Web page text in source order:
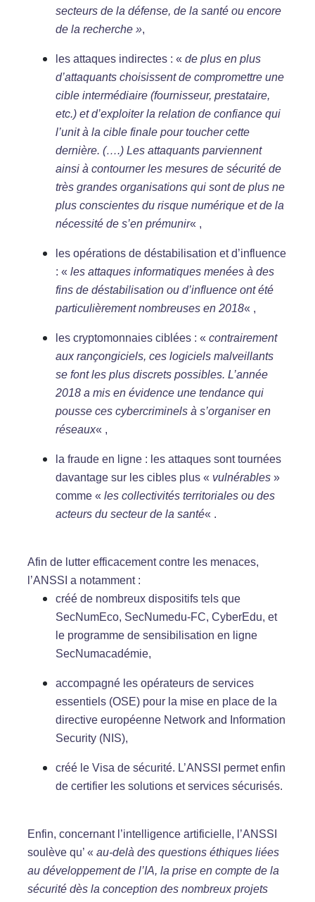
secteurs de la défense, de la santé ou encore
de la recherche »,
les attaques indirectes : « de plus en plus
d’attaquants choisissent de compromettre une
cible intermédiaire (fournisseur, prestataire,
etc.) et d’exploiter la relation de confiance qui
l’unit à la cible finale pour toucher cette
dernière. (….) Les attaquants parviennent
ainsi à contourner les mesures de sécurité de
très grandes organisations qui sont de plus ne
plus conscientes du risque numérique et de la
nécessité de s’en prémunir« ,
les opérations de déstabilisation et d’influence
: « les attaques informatiques menées à des
fins de déstabilisation ou d’influence ont été
particulièrement nombreuses en 2018« ,
les cryptomonnaies ciblées : « contrairement
aux rançongiciels, ces logiciels malveillants
se font les plus discrets possibles. L’année
2018 a mis en évidence une tendance qui
pousse ces cybercriminels à s’organiser en
réseaux« ,
la fraude en ligne : les attaques sont tournées
davantage sur les cibles plus « vulnérables »
comme « les collectivités territoriales ou des
acteurs du secteur de la santé« .
Afin de lutter efficacement contre les menaces,
l’ANSSI a notamment :
créé de nombreux dispositifs tels que
SecNumEco, SecNumedu-FC, CyberEdu, et
le programme de sensibilisation en ligne
SecNumacadémie,
accompagné les opérateurs de services
essentiels (OSE) pour la mise en place de la
directive européenne Network and Information
Security (NIS),
créé le Visa de sécurité. L’ANSSI permet enfin
de certifier les solutions et services sécurisés.
Enfin, concernant l’intelligence artificielle, l’ANSSI
soulève qu’ « au-delà des questions éthiques liées
au développement de l’IA, la prise en compte de la
sécurité dès la conception des nombreux projets